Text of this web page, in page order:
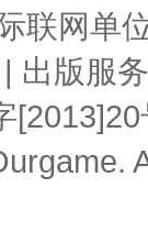
联网单
出版服